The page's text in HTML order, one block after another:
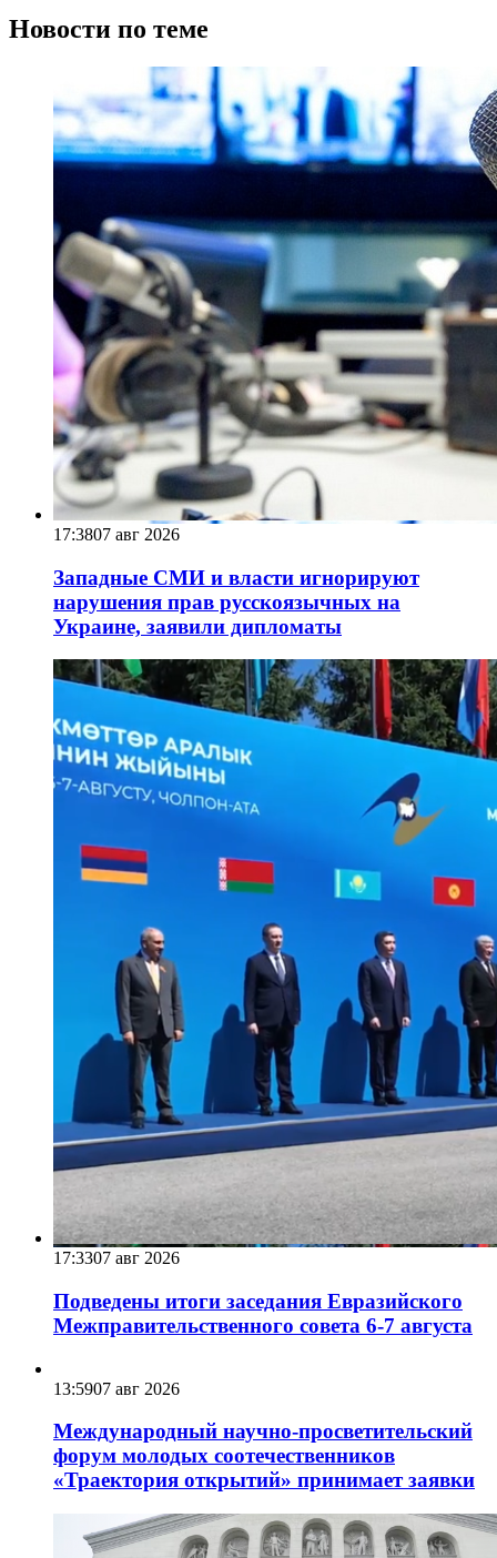
Новости по теме
17:3807 авг 2026
Западные СМИ и власти игнорируют
нарушения прав русскоязычных на
Украине, заявили дипломаты
17:3307 авг 2026
Подведены итоги заседания Евразийского
Межправительственного совета 6-7 августа
13:5907 авг 2026
Международный научно-просветительский
форум молодых соотечественников
«Траектория открытий» принимает заявки